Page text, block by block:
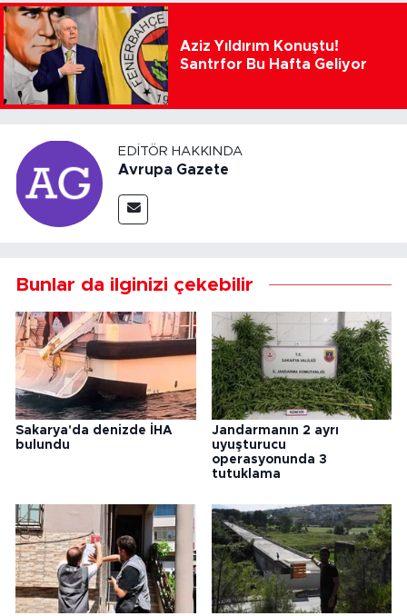
Aziz Yıldırım Konuştu!
Santrfor Bu Hafta Geliyor
EDITÖR HAKKINDA
Avrupa Gazete
Bunlar da ilginizi çekebilir
Sakarya'da denizde İHA
bulundu
Jandarmanın 2 ayrı
uyuşturucu
operasyonunda 3
tutuklama